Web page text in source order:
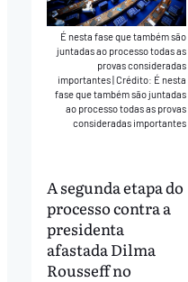
É nesta fase que também são
juntadas ao processo todas as
provas consideradas
importantes Crédito: É nesta
fase que também são juntadas
ao processo todas as provas
consideradas importantes
A segunda etapa do
processo contra a
presidenta
afastada Dilma
Rousseff no